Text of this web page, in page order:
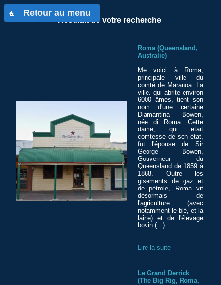
Retour au menu
Résultat de votre recherche
Roma (Queensland,
Australie)
Me voici à Roma,
principale ville du
comté de Maranoa. La
ville, qui abrite environ
6000 âmes, tient son
nom d'une certaine
Diamantina Bowen,
née di Roma. Cette
dame, qui était
comtesse de son état,
fut l'épouse de Sir
George Bowen,
Gouverneur du
Queensland de 1859 à
1868. Outre les
gisements de gaz et
de pétrole, Roma vit
désormais de
l'agriculture (avec
notamment le blé, et la
laine) et de l'élevage
bovin (...)
Lire la suite
Le Grand Derrick
(The Big Rig, Roma,